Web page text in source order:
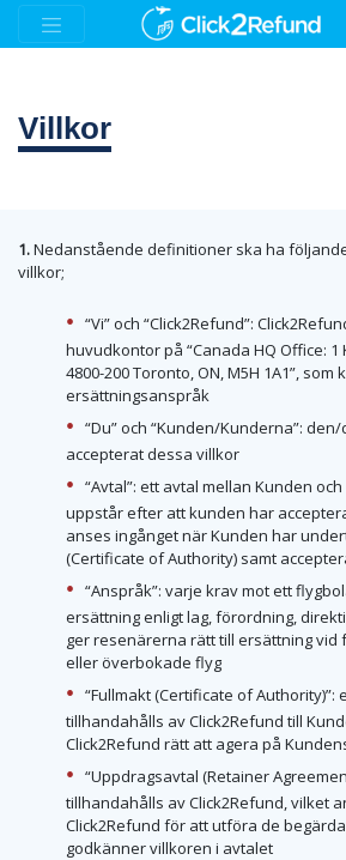
Villkor
1.Nedanstående definitioner ska ha
villkor;
“Vi” och “Click2Refund”:
huvudkontor på “Canada HQ Office: 1
4800-200 Toronto, ON, M5H 1A1”,
ersättningsanspråk
“Du” och “Kunden/Kunderna”:
accepterat dessa villkor
“Avtal”: ett avtal mellan Kunden
uppstår efter att kunden har
anses ingånget när Kunden har
(Certificate of Authority) samt
“Anspråk”: varje krav mot ett
ersättning enligt lag, förordning,
ger resenärerna rätt till ersättning vid
eller överbokade flyg
“Fullmakt (Certificate of Authority)”:
tillhandahålls av Click2Refund till
Click2Refund rätt att agera på
“Uppdragsavtal (Retainer
tillhandahålls av Click2Refund, vilket
Click2Refund för att utföra de
godkänner villkoren i avtalet